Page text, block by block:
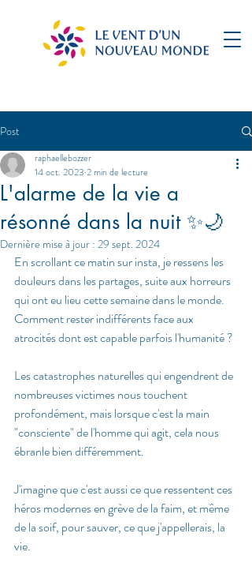
Post
L'alarme de la vie a
résonné dans la nuit ✨🌙
raphaellebozzer
14 oct. 2023 2 min de lecture
Dernière mise à jour : 29 sept. 2024
En scrollant ce matin sur insta, je ressens les
douleurs dans les partages, suite aux horreurs
qui ont eu lieu cette semaine dans le monde.
Comment rester indifférents face aux
atrocités dont est capable parfois l'humanité ?
Les catastrophes naturelles qui engendrent de
nombreuses victimes nous touchent
profondément, mais lorsque c'est la main
"consciente" de l'homme qui agit, cela nous
ébranle bien différemment.
J'imagine que c'est aussi ce que ressentent ces
héros modernes en grève de la faim, et même
de la soif, pour sauver, ce que j'appellerais, la
vie.